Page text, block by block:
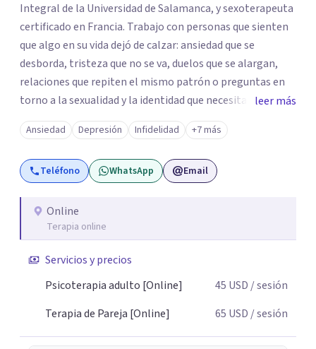
Integral de la Universidad de Salamanca, y sexoterapeuta
certificado en Francia. Trabajo con personas que sienten
que algo en su vida dejó de calzar: ansiedad que se
desborda, tristeza que no se va, duelos que se alargan,
relaciones que repiten el mismo patrón o preguntas en
torno a la sexualidad y la identidad que necesitan un
espacio seguro para ser habladas. Mi orientación teórica
integra una mirada Humanista-Relacional con Terapia
Breve, donde el modo en que te vinculas ocupa un lugar
central: cómo te relacionas contigo, con las demás
psicoterapia, cuento con especialización en sexoterapia,
por lo que también acompaño temas de salud sexual,
dificultades en el deseo, intimidad, orientación o
identidad. Busco que el espacio terapéutico sea un lugar
respeto y libertad. Trabajo con objetivos claros y
realistas, sin fórmulas rígidas: combinamos profundidad
leer más
Ansiedad Depresión Infidelidad +7 más
Teléfono WhatsApp Email
Online
Terapia online
Servicios y precios
Psicoterapia adulto [Online]
45 USD / sesión
Terapia de Pareja [Online]
65 USD / sesión